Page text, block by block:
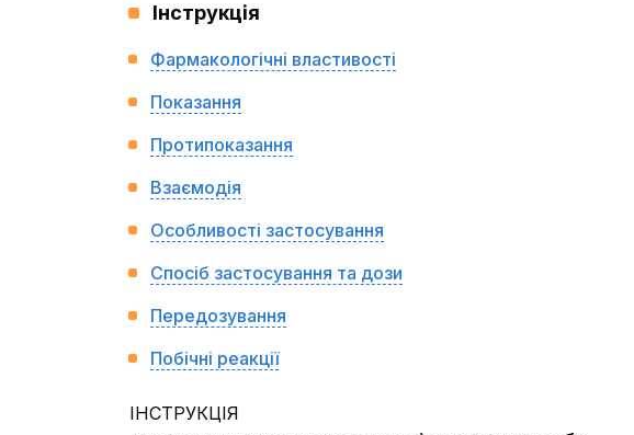
Інструкція
Фармакологічні властивості
Показання
Протипоказання
Взаємодія
Особливості застосування
Спосіб застосування та дози
Передозування
Побічні реакції
ІНСТРУКЦІЯ